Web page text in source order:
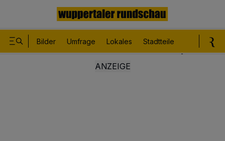
Bilder Umfrage Lokales Stadtteile